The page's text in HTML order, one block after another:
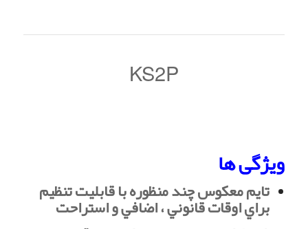
KS2P
ویژگی ها
تايم معكوس چند منظوره با قابليت تنظيم
براي اوقات قانوني ، اضافي و استراحت